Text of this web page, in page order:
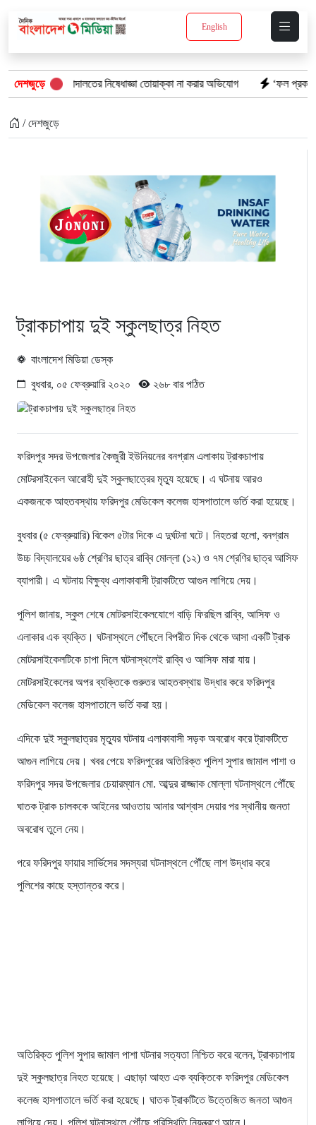
English
দেশজুড়েনিষেধাজ্ঞা তোয়াক্কা না করার অভিযোগ ‘ফল প্রকাশের আগেই ঝরল
/ দেশজুড়ে
ট্রাকচাপায় দুই স্কুলছাত্র নিহত
বাংলাদেশ মিডিয়া ডেস্ক
বুধবার, ০৫ ফেব্রুয়ারি ২০২০ ২৬৮ বার পঠিত
ফরিদপুর সদর উপজেলার কৈজুরী ইউনিয়নের বনগ্রাম এলাকায় ট্রাকচাপায়
মোটরসাইকেল আরোহী দুই স্কুলছাত্রের মৃত্যু হয়েছে। এ ঘটনায় আরও
একজনকে আহতবস্থায় ফরিদপুর মেডিকেল কলেজ হাসপাতালে ভর্তি করা হয়েছে।
বুধবার (৫ ফেব্রুয়ারি) বিকেল ৫টার দিকে এ দুর্ঘটনা ঘটে। নিহতরা হলো, বনগ্রাম
উচ্চ বিদ্যালয়ের ৬ষ্ঠ শ্রেণির ছাত্র রাব্বি মোল্লা (১২) ও ৭ম শ্রেণির ছাত্র আসিফ
ব্যাপারী। এ ঘটনায় বিক্ষুব্ধ এলাকাবাসী ট্রাকটিতে আগুন লাগিয়ে দেয়।
পুলিশ জানায়, স্কুল শেষে মোটরসাইকেলযোগে বাড়ি ফিরছিল রাব্বি, আসিফ ও
এলাকার এক ব্যক্তি। ঘটনাস্থলে পৌঁছলে বিপরীত দিক থেকে আসা একটি ট্রাক
মোটরসাইকেলটিকে চাপা দিলে ঘটনাস্থলেই রাব্বি ও আসিফ মারা যায়।
মোটরসাইকেলের অপর ব্যক্তিকে গুরুতর আহতবস্থায় উদ্ধার করে ফরিদপুর
মেডিকেল কলেজ হাসপাতালে ভর্তি করা হয়।
এদিকে দুই স্কুলছাত্রর মৃত্যুর ঘটনায় এলাকাবাসী সড়ক অবরোধ করে ট্রাকটিতে
আগুন লাগিয়ে দেয়। খবর পেয়ে ফরিদপুরের অতিরিক্ত পুলিশ সুপার জামাল পাশা ও
ফরিদপুর সদর উপজেলার চেয়ারম্যান মো. আব্দুর রাজ্জাক মোল্লা ঘটনাস্থলে পৌঁছে
ঘাতক ট্রাক চালককে আইনের আওতায় আনার আশ্বাস দেয়ার পর স্থানীয় জনতা
অবরোধ তুলে নেয়।
পরে ফরিদপুর ফায়ার সার্ভিসের সদস্যরা ঘটনাস্থলে পৌঁছে লাশ উদ্ধার করে
পুলিশের কাছে হস্তান্তর করে।
অতিরিক্ত পুলিশ সুপার জামাল পাশা ঘটনার সত্যতা নিশ্চিত করে বলেন, ট্রাকচাপায়
দুই স্কুলছাত্র নিহত হয়েছে। এছাড়া আহত এক ব্যক্তিকে ফরিদপুর মেডিকেল
কলেজ হাসপাতালে ভর্তি করা হয়েছে। ঘাতক ট্রাকটিতে উত্তেজিত জনতা আগুন
লাগিয়ে দেয়। পুলিশ ঘটনাস্থলে পৌঁছে পরিস্থিতি নিয়ন্ত্রণে আনে।